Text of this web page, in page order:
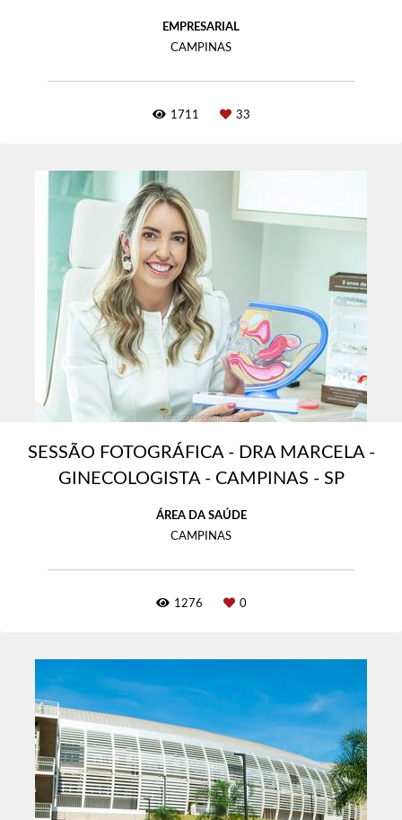
EMPRESARIAL
CAMPINAS
1711 33
SESSÃO FOTOGRÁFICA - DRA MARCELA -
GINECOLOGISTA - CAMPINAS - SP
ÁREA DA SAÚDE
CAMPINAS
1276 0